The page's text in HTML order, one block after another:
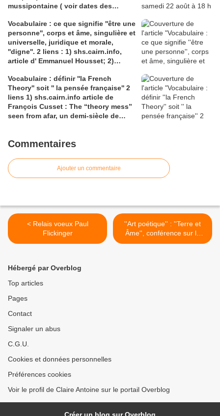
mussipontaine ( voir dates des
dramaturgie Lola Molina à l’Espace
Saint-Laurent, Pont-à-Mousson 2
liens : 1) lien meec.org; 2)
lemeac.com
Vocabulaire : ce que signifie ''être une
personne'', corps et âme, singulière et
universelle, juridique et morale,
''digne''. 2 liens : 1) shs.cairn.info,
article d' Emmanuel Housset; 2)
Julian Roche
Vocabulaire : définir ''la French
Theory'' soit '' la pensée française'' 2
liens 1) shs.cairn.info article de
François Cusset : The “theory mess”
seen from afar, un demi-siècle de
l'émancipation...'', François Cusset
Commentaires
Ajouter un commentaire
< Relais voeux Paul
Flickinger
''Art poétique'' : ''Terre et
Âme'', conférence sur la
poésie moderne, 1918, de
Hébergé par Overblog
Top articles
Pages
Contact
Signaler un abus
C.G.U.
Cookies et données personnelles
Préférences cookies
Voir le profil de Claire Antoine sur le portail Overblog